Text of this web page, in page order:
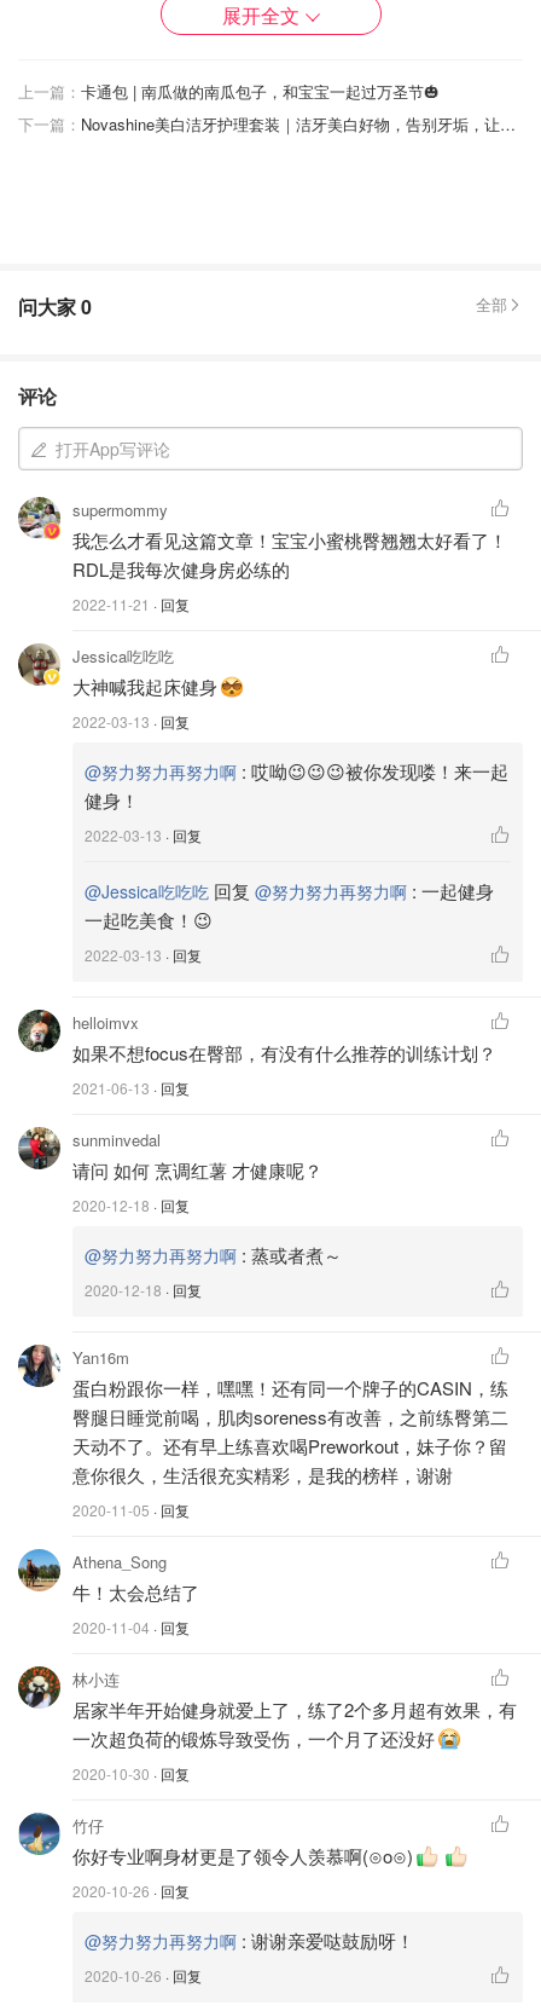
科普知识
撕裂肌纤维，之后在休息时通过补充足量营养，使撕裂的肌
纤维修复生长，这时肌肉会长得更大。这里面最关键的是
“不断加大重量”，专业名词叫做
刺激，才会不得不做出一些改变，让其保持和增长。其实骨
密度，肌腱韧带的强度，心肺体能等等身体素质的提升，也
是一样的原理。
增加训练强度，比如上一次训练时卧推做了135lb * 10
个，那这一次训练就要努力尝试做到135lb * 12个。
增加训练重量，还是以卧推为例，上次能够推起
135lb，这次可以尝试145lb。
图片来自于网络 ，版权属于原作者
一般来说，以增肌为目的的训练，每个动作做3组，每组做
8-12个，重量增加和训练量增加可以交替进行。当目前重量
能够做到12个了，就可以增加重量。增加重量之后可能只能
完成12个。
进行训练了。
训练计划
我从2020年9月7日到2020年10月24日，跟着 Jeff
Nippard's Glute Hypertrophy Program进行为期八周的臀
部增肌训练。大家可以谷歌直接搜索关键词“jeff nippard
glute hypertrophy program pdf”获取pdf版本免费项目手册。
在这里我就不过多描述具体的计划内容了，因为这份训练手
册里写的非常详细，也有所有动作的视频指导链接。大家可
以安心按照这份手册进行训练。
展开全文
上一篇： 卡通包 | 南瓜做的南瓜包子，和宝宝一起过万圣节🎃
下一篇：
Novashine美白洁牙护理套装｜洁牙美白好物，告别牙垢，让微笑更自信健康！
问大家0 全部
评论
打开App写评论
supermommy
我怎么才看见这篇文章！宝宝小蜜桃臀翘翘太好看了！
RDL是我每次健身房必练的
2022-11-21 · 回复
Jessica吃吃吃
大神喊我起床健身
2022-03-13 · 回复
@努力努力再努力啊 : 哎呦😉😉😉被你发现喽！来一起
健身！
2022-03-13 · 回复
@Jessica吃吃吃 回复 @努力努力再努力啊 : 一起健身
一起吃美食！😉
2022-03-13 · 回复
helloimvx
如果不想focus在臀部，有没有什么推荐的训练计划？
2021-06-13 · 回复
sunminvedal
请问 如何 烹调红薯 才健康呢？
2020-12-18 · 回复
@努力努力再努力啊 : 蒸或者煮～
2020-12-18 · 回复
Yan16m
蛋白粉跟你一样，嘿嘿！还有同一个牌子的CASIN，练
臀腿日睡觉前喝，肌肉soreness有改善，之前练臀第二
天动不了。还有早上练喜欢喝Preworkout，妹子你？留
意你很久，生活很充实精彩，是我的榜样，谢谢
2020-11-05 · 回复
Athena_Song
牛！太会总结了
2020-11-04 · 回复
林小连
居家半年开始健身就爱上了，练了2个多月超有效果，有
一次超负荷的锻炼导致受伤，一个月了还没好
2020-10-30 · 回复
竹仔
你好专业啊身材更是了领令人羡慕啊(⊙o⊙)
2020-10-26 · 回复
@努力努力再努力啊 : 谢谢亲爱哒鼓励呀！
2020-10-26 · 回复